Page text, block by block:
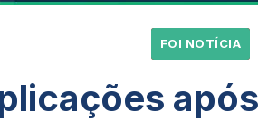
FOI NOTÍCIA